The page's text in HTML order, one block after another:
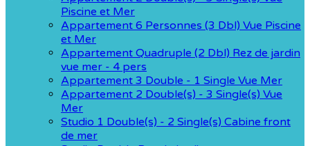
Piscine et Mer
Appartement 6 Personnes (3 Dbl) Vue Piscine
et Mer
Appartement Quadruple (2 Dbl) Rez de jardin
vue mer - 4 pers
Appartement 3 Double - 1 Single Vue Mer
Appartement 2 Double(s) - 3 Single(s) Vue
Mer
Studio 1 Double(s) - 2 Single(s) Cabine front
de mer